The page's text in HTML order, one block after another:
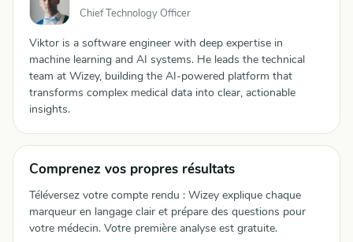
Chief Technology Officer
Viktor is a software engineer with deep expertise in
machine learning and AI systems. He leads the technical
team at Wizey, building the AI-powered platform that
transforms complex medical data into clear, actionable
insights.
Comprenez vos propres résultats
Téléversez votre compte rendu : Wizey explique chaque
marqueur en langage clair et prépare des questions pour
votre médecin. Votre première analyse est gratuite.